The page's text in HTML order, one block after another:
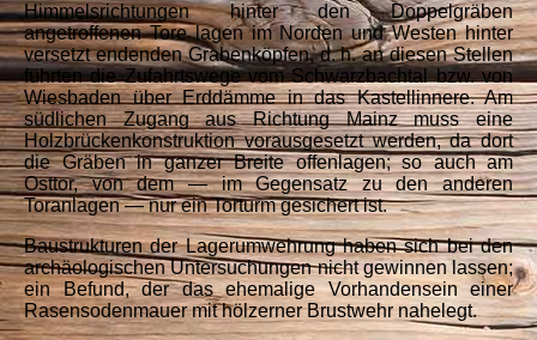
Himmelsrichtungen hinter den Doppelgräben
angetroffenen Tore lagen im Norden und Westen hinter
versetzt endenden Grabenköpfen, d. h. an diesen Stellen
führten die Zufahrtswege vom Schwarzbachtal bzw. von
Wiesbaden über Erddämme in das Kastellinnere. Am
südlichen Zugang aus Richtung Mainz muss eine
Holzbrückenkonstruktion vorausgesetzt werden, da dort
die Gräben in ganzer Breite offenlagen; so auch am
Osttor, von dem — im Gegensatz zu den anderen
Toranlagen — nur ein Torturm gesichert ist.
Baustrukturen der Lagerumwehrung haben sich bei den
archäologischen Untersuchungen nicht gewinnen lassen;
ein Befund, der das ehemalige Vorhandensein einer
Rasensodenmauer mit hölzerner Brustwehr nahelegt.